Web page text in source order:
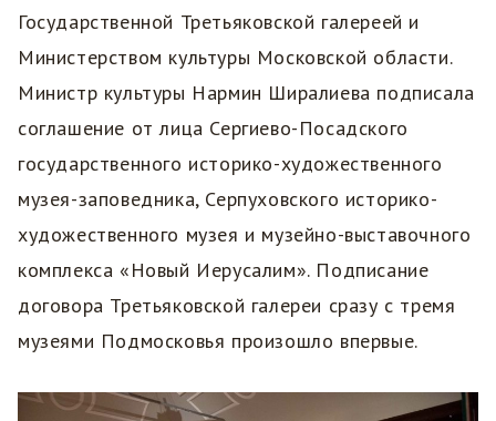
Государственной Третьяковской галереей и
Министерством культуры Московской области.
Министр культуры Нармин Ширалиева подписала
соглашение от лица Сергиево-Посадского
государственного историко-художественного
музея-заповедника, Серпуховского историко-
художественного музея и музейно-выставочного
комплекса «Новый Иерусалим». Подписание
договора Третьяковской галереи сразу с тремя
музеями Подмосковья произошло впервые.